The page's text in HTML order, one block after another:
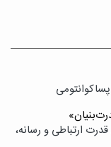
ارتباطی و رسانه،